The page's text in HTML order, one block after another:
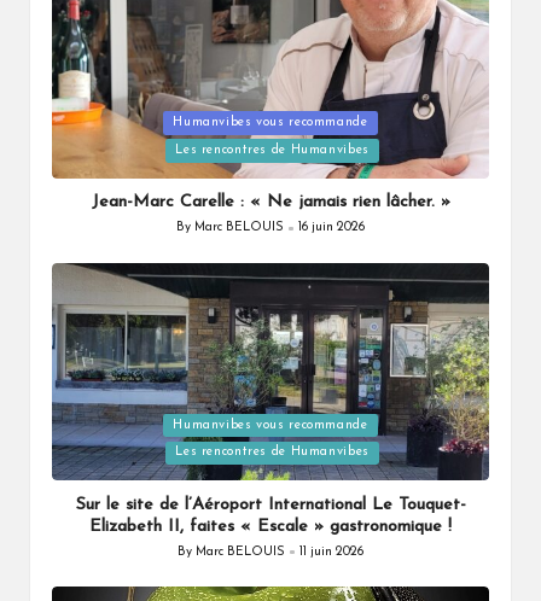
Posted
Humanvibes vous recommande
Les rencontres de Humanvibes
Jean-Marc Carelle : « Ne jamais rien lâcher. »
Posted
By Marc BELOUIS 16 juin 2026
Posted
in
Humanvibes vous recommande
Les rencontres de Humanvibes
Sur le site de l’Aéroport International Le Touquet-
Elizabeth II, faites « Escale » gastronomique !
Posted
By Marc BELOUIS 11 juin 2026